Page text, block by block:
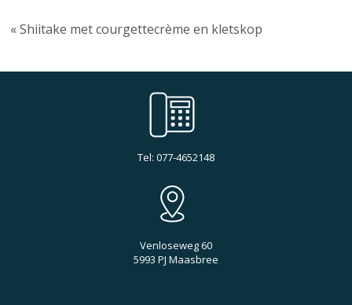
« Shiitake met courgettecrème en kletskop
Tel: 077-4652148
Venloseweg 60
5993 PJ Maasbree